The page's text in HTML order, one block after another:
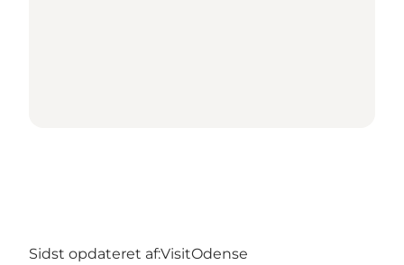
Sidst opdateret af:VisitOdense